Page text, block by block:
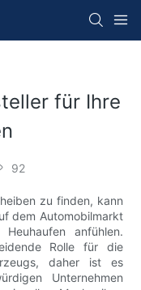
für Ihre
92
zu finden, kann
dem Automobilmarkt
anfühlen.
Rolle für die
daher ist es
Unternehmen